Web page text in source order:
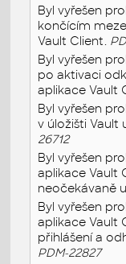
Byl vyřešen
končícím
Vault Client.
Byl vyřešen
po aktivaci
aplikace Vault
Byl vyřešen
v úložišti Vault
26712
Byl vyřešen
aplikace Vault
neočekávaně
Byl vyřešen
aplikace Vault
přihlášení a
PDM-22827